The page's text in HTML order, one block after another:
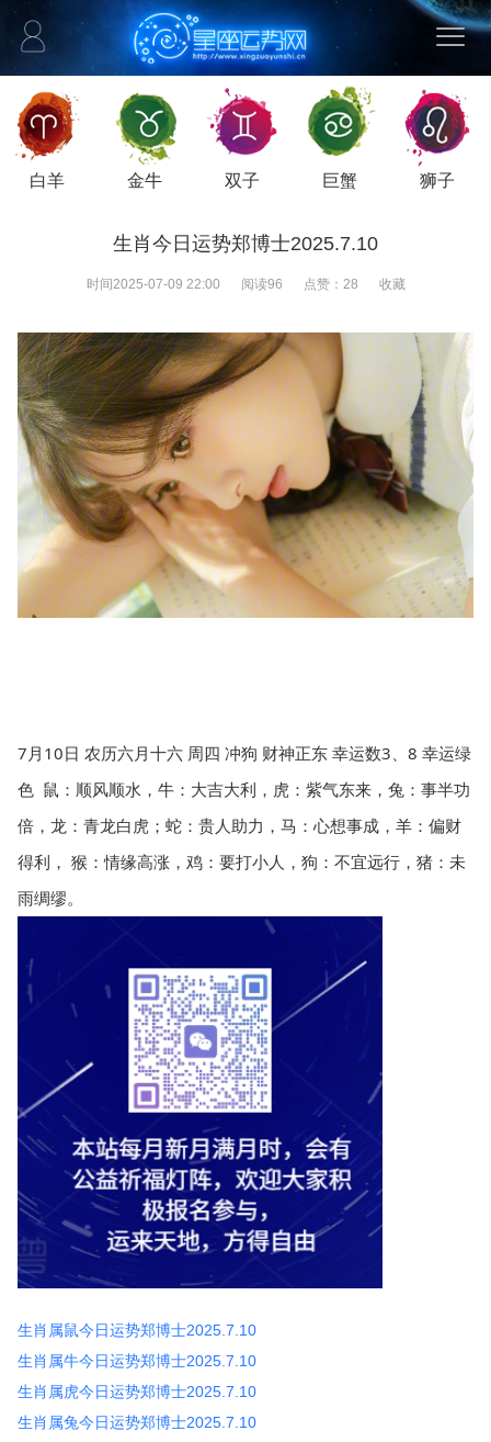
白羊 金牛 双子 巨蟹 狮子
生肖今日运势郑博士2025.7.10
时间2025-07-09 22:00 阅读96 点赞： 28 收藏
7月10日 农历六月十六 周四 冲狗 财神正东 幸运数3、8 幸运绿
色  鼠：顺风顺水，牛：大吉大利，虎：紫气东来，兔：事半功
倍，龙：青龙白虎；蛇：贵人助力，马：心想事成，羊：偏财
得利， 猴：情缘高涨，鸡：要打小人，狗：不宜远行，猪：未
雨绸缪。
生肖属鼠今日运势郑博士2025.7.10
生肖属牛今日运势郑博士2025.7.10
生肖属虎今日运势郑博士2025.7.10
生肖属兔今日运势郑博士2025.7.10